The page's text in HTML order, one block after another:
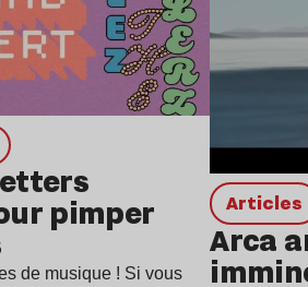
pimper
de musique ! Si vous
Articles
Arca